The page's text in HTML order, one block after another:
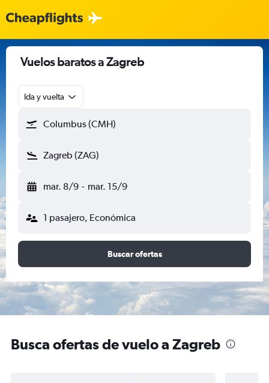
Vuelos baratos a Zagreb
Ida y vuelta
Columbus (CMH)
Zagreb (ZAG)
mar. 8/9 - mar. 15/9
1 pasajero, Económica
Buscar ofertas
Busca ofertas de vuelo a Zagreb